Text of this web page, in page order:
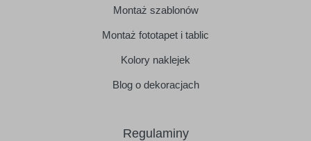
Montaż szablonów
Montaż fototapet i tablic
Kolory naklejek
Blog o dekoracjach
Regulaminy